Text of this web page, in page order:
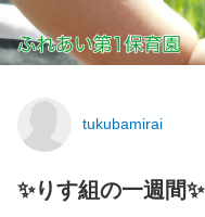
tukubamirai
✨りす組の一週間✨